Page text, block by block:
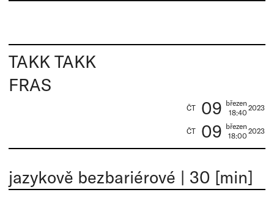
TAKK TAKK
FRAS
ČT 09 březen
18:40
2023
ČT 09 březen
18:00
2023
jazykově bezbariérové | 30 [min]